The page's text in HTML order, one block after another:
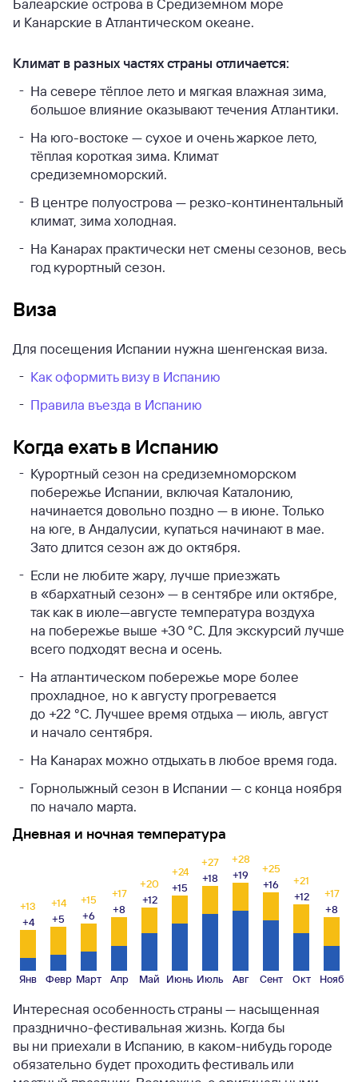
Балеарские острова в Средиземном море
и Канарские в Атлантическом океане.
Климат в разных частях страны отличается:
На севере тёплое лето и мягкая влажная зима,
большое влияние оказывают течения Атлантики.
На юго-востоке — сухое и очень жаркое лето,
тёплая короткая зима. Климат
средиземноморский.
В центре полуострова — резко-континентальный
климат, зима холодная.
На Канарах практически нет смены сезонов, весь
год курортный сезон.
Виза
Для посещения Испании нужна шенгенская виза.
Как оформить визу в Испанию
Правила въезда в Испанию
Когда ехать в Испанию
Курортный сезон на средиземноморском
побережье Испании, включая Каталонию,
начинается довольно поздно — в июне. Только
на юге, в Андалусии, купаться начинают в мае.
Зато длится сезон аж до октября.
Если не любите жару, лучше приезжать
в «бархатный сезон» — в сентябре или октябре,
так как в июле—августе температура воздуха
на побережье выше +30 °С. Для экскурсий лучше
всего подходят весна и осень.
На атлантическом побережье море более
прохладное, но к августу прогревается
до +22 °С. Лучшее время отдыха — июль, август
и начало сентября.
На Канарах можно отдыхать в любое время года.
Горнолыжный сезон в Испании — с конца ноября
по начало марта.
Дневная и ночная температура
+13
+4
Янв
+14
+5
Февр
+15
+6
Март
+17
+8
Апр
+20
+12
Май
+24
+15
Июнь
+27
+18
Июль
+28
+19
Авг
+25
+16
Сент
+21
+12
Окт
+17
+8
Нояб
Интересная особенность страны — насыщенная
празднично-фестивальная жизнь. Когда бы
вы ни приехали в Испанию, в каком-нибудь городе
обязательно будет проходить фестиваль или